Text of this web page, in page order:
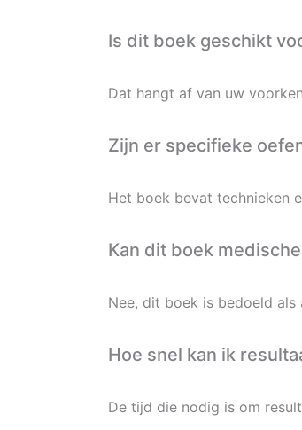
Is dit boek geschikt
Dat hangt af van uw
Zijn er specifieke
Het boek bevat technieken
Kan dit boek
Nee, dit boek is bedoeld als
Hoe snel kan ik
De tijd die nodig is om